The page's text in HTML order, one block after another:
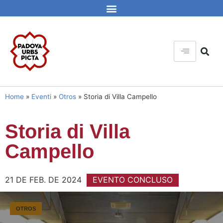
Home » Eventi » Otros » Storia di Villa Campello
Storia di Villa
Campello
21 DE FEB. DE 2024 EVENTO CONCLUSO
OTROS